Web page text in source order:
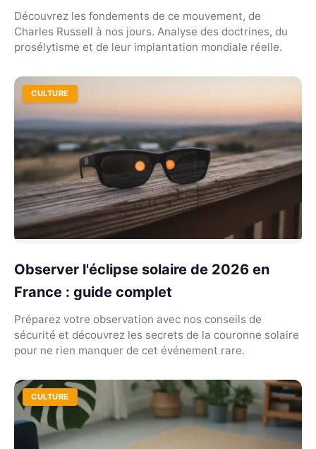
Découvrez les fondements de ce mouvement, de
Charles Russell à nos jours. Analyse des doctrines, du
prosélytisme et de leur implantation mondiale réelle.
CULTURE
Observer l'éclipse solaire de 2026 en
France : guide complet
Préparez votre observation avec nos conseils de
sécurité et découvrez les secrets de la couronne solaire
pour ne rien manquer de cet événement rare.
CULTURE